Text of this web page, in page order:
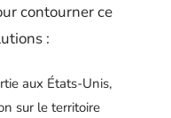
contourner ce
:
aux États-Unis,
sur le territoire